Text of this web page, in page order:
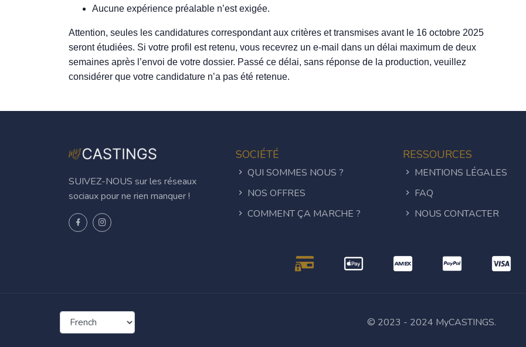
Aucune expérience préalable n’est exigée.
Attention, seules les candidatures correspondant aux critères et transmises avant le 16 octobre 2025
seront étudiées. Si votre profil est retenu, vous recevrez un e-mail dans un délai maximum de deux
semaines après l’envoi de votre dossier. Passé ce délai, sans réponse de la production, veuillez
considérer que votre candidature n’a pas été retenue.
SUIVEZ-NOUS sur les réseaux
sociaux pour ne rien manquer !
SOCIÉTÉ
QUI SOMMES NOUS ?
NOS OFFRES
COMMENT ÇA MARCHE ?
RESSOURCES
MENTIONS LÉGALES
FAQ
NOUS CONTACTER
© 2023 - 2024 MyCASTINGS.